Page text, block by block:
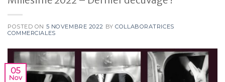
POSTED ON 5 NOVEMBRE 2022 BYCOLLABORATRICES
COMMERCIALES
05
Nov